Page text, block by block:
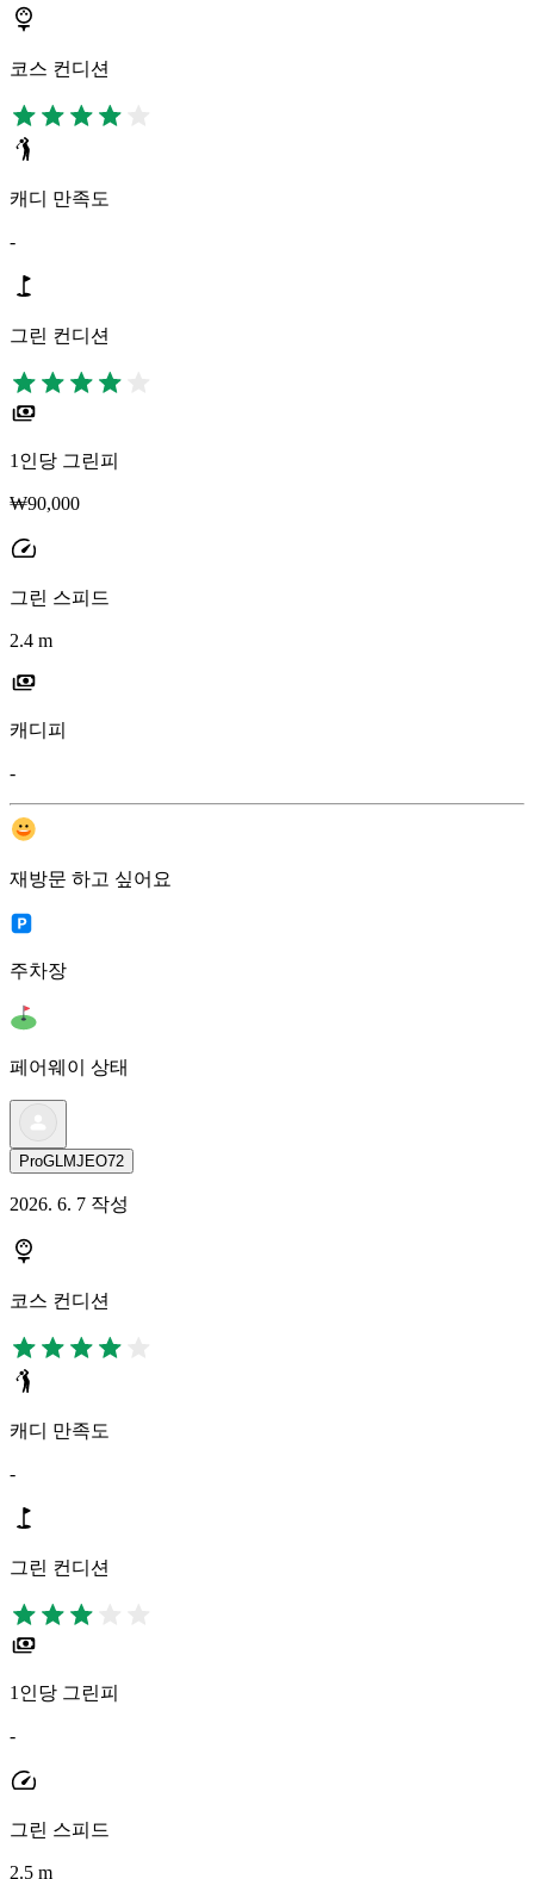
코스 컨디션
캐디 만족도
-
그린 컨디션
1인당 그린피
₩90,000
그린 스피드
2.4 m
캐디피
-
재방문 하고 싶어요
주차장
페어웨이 상태
ProGLMJEO72
2026. 6. 7 작성
코스 컨디션
캐디 만족도
-
그린 컨디션
1인당 그린피
-
그린 스피드
2.5 m